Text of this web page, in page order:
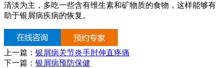
清淡为主，多吃一些含有维生素和矿物质的食物，这样能够有
助于银屑病疾病的恢复。
上一篇： 银屑病关节炎手肘伸直疼痛
下一篇： 银屑病预防保健